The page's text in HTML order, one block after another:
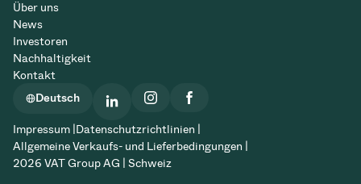
Über uns
News
Investoren
Nachhaltigkeit
Kontakt
Deutsch
Impressum | Datenschutzrichtlinien |
Allgemeine Verkaufs- und Lieferbedingungen |
2026 VAT Group AG | Schweiz